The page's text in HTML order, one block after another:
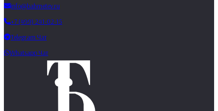
info@bahmetev.ru
+7 (499) 241-02-15
Telegram Чат
Whatsapp Чат